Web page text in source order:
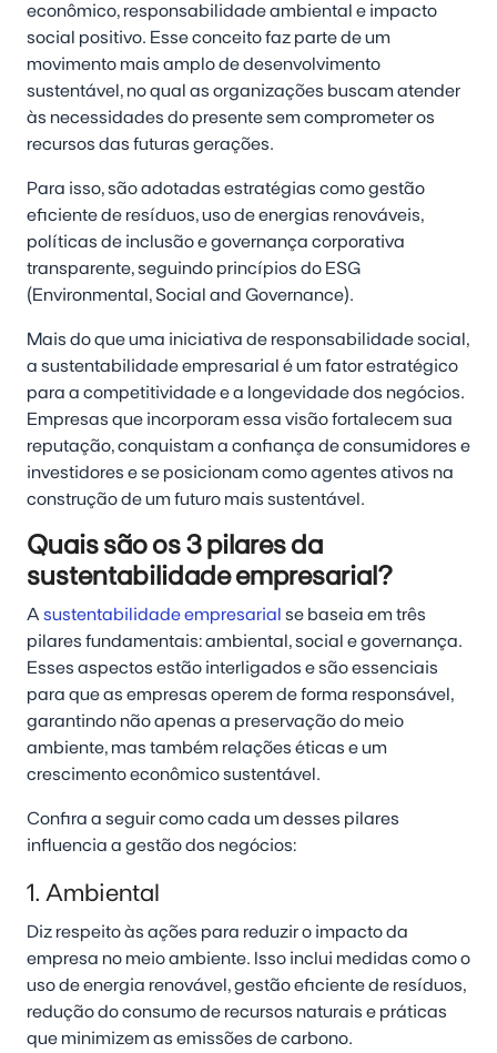
econômico, responsabilidade ambiental e impacto
social positivo. Esse conceito faz parte de um
movimento mais amplo de desenvolvimento
sustentável, no qual as organizações buscam atender
às necessidades do presente sem comprometer os
recursos das futuras gerações.
Para isso, são adotadas estratégias como gestão
eficiente de resíduos, uso de energias renováveis,
políticas de inclusão e governança corporativa
transparente, seguindo princípios do ESG
(Environmental, Social and Governance).
Mais do que uma iniciativa de responsabilidade social,
a sustentabilidade empresarial é um fator estratégico
para a competitividade e a longevidade dos negócios.
Empresas que incorporam essa visão fortalecem sua
reputação, conquistam a confiança de consumidores e
investidores e se posicionam como agentes ativos na
construção de um futuro mais sustentável.
Quais são os 3 pilares da
sustentabilidade empresarial?
A sustentabilidade empresarial se baseia em três
pilares fundamentais: ambiental, social e governança.
Esses aspectos estão interligados e são essenciais
para que as empresas operem de forma responsável,
garantindo não apenas a preservação do meio
ambiente, mas também relações éticas e um
crescimento econômico sustentável.
Confira a seguir como cada um desses pilares
influencia a gestão dos negócios:
1. Ambiental
Diz respeito às ações para reduzir o impacto da
empresa no meio ambiente. Isso inclui medidas como o
uso de energia renovável, gestão eficiente de resíduos,
redução do consumo de recursos naturais e práticas
que minimizem as emissões de carbono.